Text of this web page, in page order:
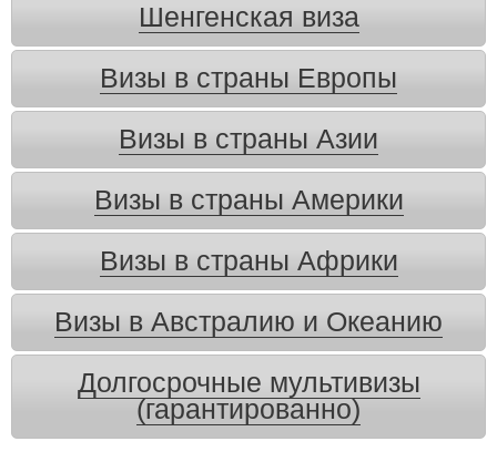
Шенгенская виза
Визы в страны Европы
Визы в страны Азии
Визы в страны Америки
Визы в страны Африки
Визы в Австралию и Океанию
Долгосрочные мультивизы
(гарантированно)